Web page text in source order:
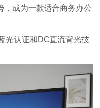
，成为一款适合商务办公
光认证和DC直流背光技